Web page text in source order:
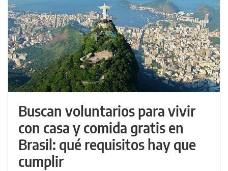
Buscan voluntarios para vivir
con casa y comida gratis en
Brasil: qué requisitos hay que
cumplir